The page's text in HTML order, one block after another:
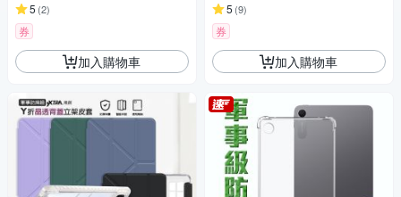
5 (2)
券
加入購物車
5 (9)
券
加入購物車